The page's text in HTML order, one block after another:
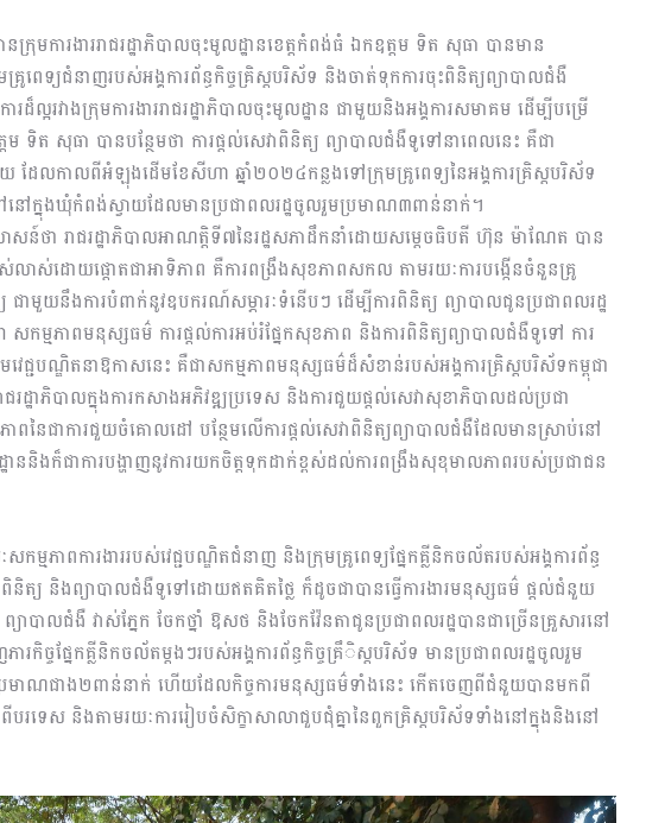
ក្រុមការងាររាជរដ្ឋាភិបាលចុះមូលដ្ឋានខេត្តកំពង់ធំ ឯកឧត្តម ទិត សុធា បានមាន
ទ្យជំនាញរបស់អង្គការព័ន្ធកិច្ចគ្រិស្តបរិស័ទ និងចាត់ទុកការចុះពិនិត្យព្យាបាលជំងឺ
ល្អរវាងក្រុមការងាររាជរដ្ឋាភិបាលចុះមូលដ្ឋាន ជាមួយនិងអង្គការសមាគម ដើម្បីបម្រើ
ទិត សុធា បានបន្ថែមថា ការផ្តល់សេវាពិនិត្យ ព្យាបាលជំងឺទូទៅនាពេលនេះ គឺជា
ែលកាលពីអំឡុងដើមខែសីហា ឆ្នាំ២០២៤កន្លងទៅក្រុមគ្រូពេទ្យនៃអង្គការគ្រិស្តបរិស័ទ
នៅក្នុងឃុំកំពង់ស្វាយដែលមានប្រជាពលរដ្ឋចូលរួមប្រមាណ៣ពាន់នាក់។
ន៍ថា រាជរដ្ឋាភិបាលអាណត្តិទី៧នៃរដ្ឋសភាដឹកនាំដោយសម្តេចធិបតី ហ៊ុន ម៉ាណែត បាន
ាស់ដោយផ្តោតជាអាទិភាព គឺការពង្រឹងសុខភាពសកល តាមរយៈការបង្កើនចំនួនគ្រូ
ជាមួយនឹងការបំពាក់នូវឧបករណ៍សម្ភារៈទំនើបៗ ដើម្បីការពិនិត្យ ព្យាបាលជូនប្រជាពលរដ្ឋ
ម្មភាពមនុស្សធម៌ ការផ្តល់ការអប់រំផ្នែកសុខភាព និងការពិនិត្យព្យាបាលជំងឺទូទៅ ការ
វេជ្ជបណ្ឌិតនាឱកាសនេះ គឺជាសកម្មភាពមនុស្សធម៌ដ៏សំខាន់របស់អង្គការគ្រិស្តបរិស័ទកម្ពុជា
ដ្ឋាភិបាលក្នុងការកសាងអភិវឌ្ឍប្រទេស និងការជួយផ្តល់សេវាសុខាភិបាលដល់ប្រជា
ពនៃជាការជួយចំគោលដៅ បន្ថែមលើការផ្តល់សេវាពិនិត្យព្យាបាលជំងឺដែលមានស្រាប់នៅ
និងក៏ជាការបង្ហាញនូវការយកចិត្តទុកដាក់ខ្ពស់ដល់ការពង្រឹងសុខុមាលភាពរបស់ប្រជាជន
កម្មភាពការងាររបស់វេជ្ជបណ្ឌិតជំនាញ និងក្រុមគ្រូពេទ្យផ្នែកគ្លីនិកចល័តរបស់អង្គការព័ន្ធ
ពិនិត្យ និងព្យាបាលជំងឺទូទៅដោយឥតគិតថ្លៃ ក៏ដូចជាបានធ្វើការងារមនុស្សធម៌ ផ្តល់ជំនួយ
យាបាលជំងឺ វាស់ភ្នែក ចែកថ្នាំ ឱសថ និងចែកវ៉ែនតាជូនប្រជាពលរដ្ឋបានជាច្រើនគ្រួសារនៅ
រកិច្ចផ្នែកគ្លីនិកចល័តម្តងៗរបស់អង្គការព័ន្ធកិច្ចគ្រឹិស្តបរិស័ទ មានប្រជាពលរដ្ឋចូលរួម
រមាណជាង២ពាន់នាក់ ហើយដែលកិច្ចការមនុស្សធម៌ទាំងនេះ កើតចេញពីជំនួយបានមកពី
បរទេស និងតាមរយៈការរៀបចំសិក្ខាសាលាជួបជុំគ្នានៃពួកគ្រិស្តបរិស័ទទាំងនៅក្នុងនិងនៅ